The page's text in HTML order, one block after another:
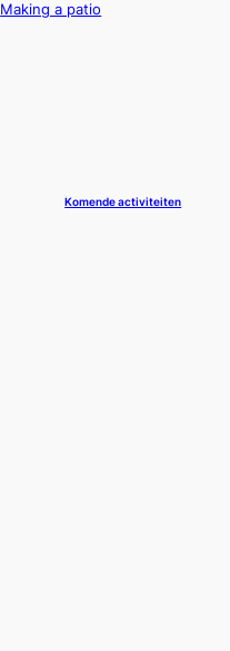
Making a patio
Komende activiteiten